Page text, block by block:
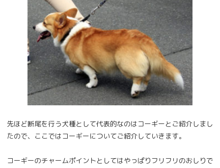
先ほど断尾を行う犬種として代表的なのはコーギーとご紹介しまし
たので、ここではコーギーについてご紹介していきます。
コーギーのチャームポイントとしてはやっぱりフリフリのおしりで